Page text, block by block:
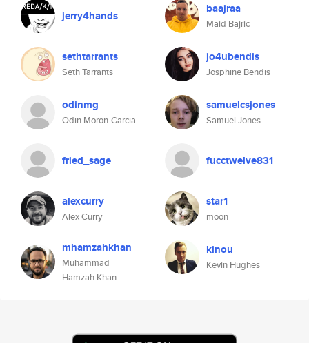
jerry4hands baajraa
Maid Bajric
sethtarrants
Seth Tarrants
jo4ubendis
Josphine Bendis
odinmg
Odin Moron-Garcia
samuelcsjones
Samuel Jones
fried_sage fucctwelve831
alexcurry
Alex Curry
star1
moon
mhamzahkhan
Muhammad
Hamzah Khan
kinou
Kevin Hughes